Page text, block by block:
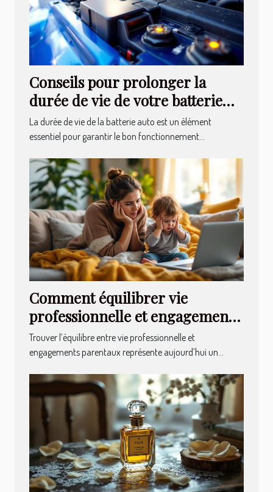
Conseils pour prolonger la
durée de vie de votre batterie
auto
La durée de vie de la batterie auto est un élément
essentiel pour garantir le bon fonctionnement...
Comment équilibrer vie
professionnelle et engagements
parentaux ?
Trouver l’équilibre entre vie professionnelle et
engagements parentaux représente aujourd’hui un...